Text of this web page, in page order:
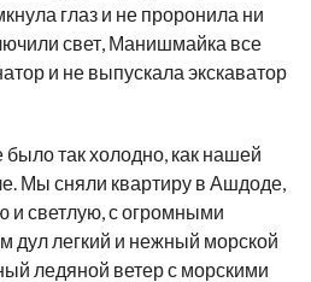
глаз и не проронила ни
свет, Манишмайка все
и не выпускала экскаватор
так холодно, как нашей
Мы сняли квартиру в Ашдоде,
и светлую, с огромными
дул легкий и нежный морской
ледяной ветер с морскими